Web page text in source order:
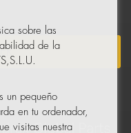
sobre las
de la
un pequeño
en tu ordenador,
visitas nuestra